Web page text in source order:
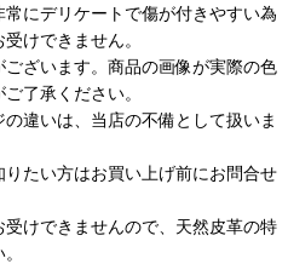
常にデリケートで傷が付きやすい為
けできません。
ございます。商品の画像が実際の色
了承ください。
違いは、当店の不備として扱いま
りたい方はお買い上げ前にお問合せ
受けできませんので、天然皮革の特